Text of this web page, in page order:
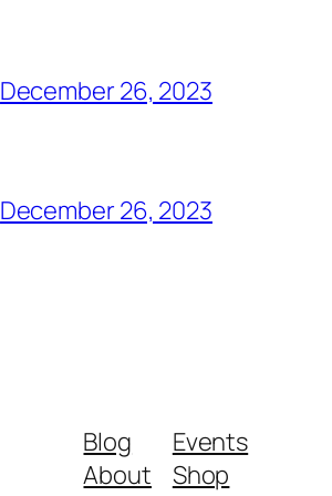
December 26, 2023
December 26, 2023
Blog
About
Events
Shop